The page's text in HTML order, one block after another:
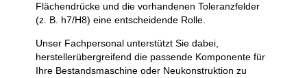
Flächendrücke und die vorhandenen Toleranzfelder
(z. B. h7/H8) eine entscheidende Rolle.
Unser Fachpersonal unterstützt Sie dabei,
herstellerübergreifend die passende Komponente für
Ihre Bestandsmaschine oder Neukonstruktion zu